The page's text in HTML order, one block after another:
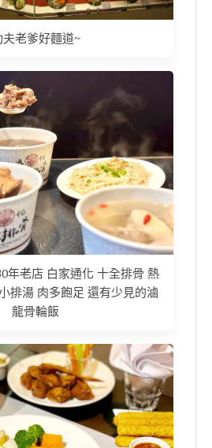
夫老爹好麵道~
年老店 白家通化 十全排骨 熱
排湯 肉多飽足 還有少見的滷
龍骨輪飯